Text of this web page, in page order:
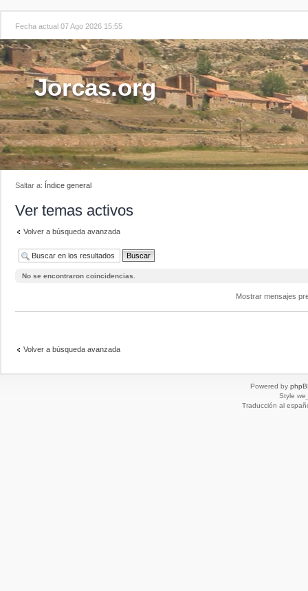
Fecha actual 07 Ago 2026 15:55
Jorcas.org
Saltar a: Índice general
Ver temas activos
Volver a búsqueda avanzada
No se encontraron coincidencias.
Mostrar mensajes
Volver a búsqueda avanzada
Powered by
Style
Traducción al